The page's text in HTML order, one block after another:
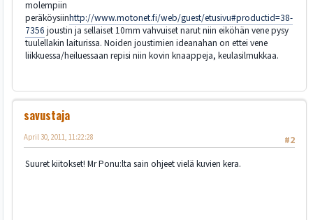
molempiin
peräköysiinhttp://www.motonet.fi/web/guest/etusivu#productid=38-
7356 joustin ja sellaiset 10mm vahvuiset narut niin eiköhän vene pysy
tuulellakin laiturissa. Noiden joustimien ideanahan on ettei vene
liikkuessa/heiluessaan repisi niin kovin knaappeja, keulasilmukkaa.
savustaja
#2
April 30, 2011, 11:22:28
Suuret kiitokset! Mr Ponu:lta sain ohjeet vielä kuvien kera.